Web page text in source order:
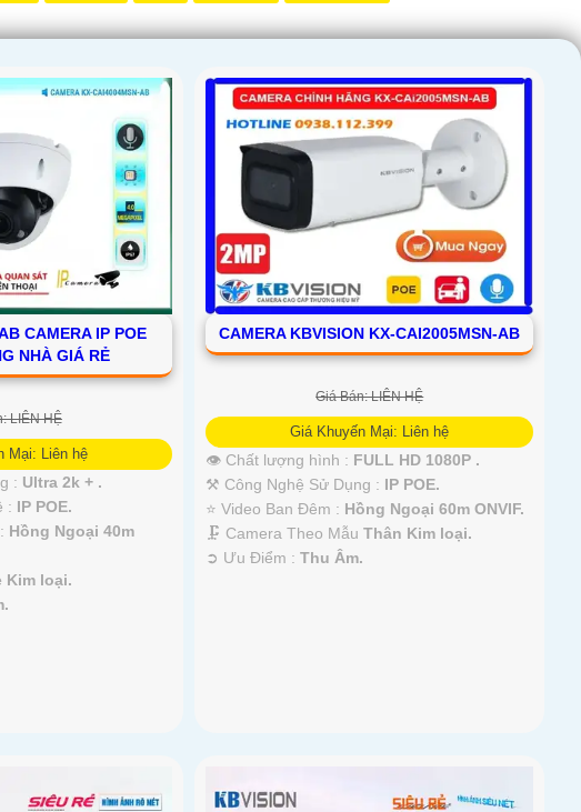
CAMERA IP POE
NHÀ GIÁ RẺ
LIÊN HỆ
Mại: Liên hệ
: Ultra 2k + .
: IP POE.
Hồng Ngoại 40m
Kim loại.
CAMERA KBVISION KX-CAI2005MSN-AB
Giá Bán: LIÊN HỆ
Giá Khuyến Mại: Liên hệ
👁 Chất lượng hình : FULL HD 1080P .
⚒ Công Nghệ Sử Dụng : IP POE.
⭐ Video Ban Đêm : Hồng Ngoại 60m ONVIF.
🗜️ Camera Theo MẫuThân Kim loại.
️➲ Ưu Điểm :Thu Âm.